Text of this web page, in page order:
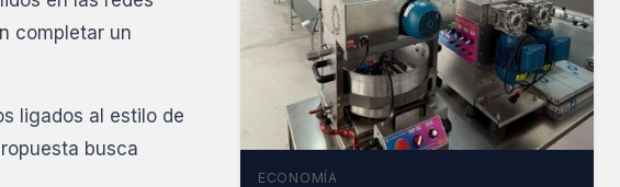
completar un
ligados al estilo de
busca
ECONOMÍA